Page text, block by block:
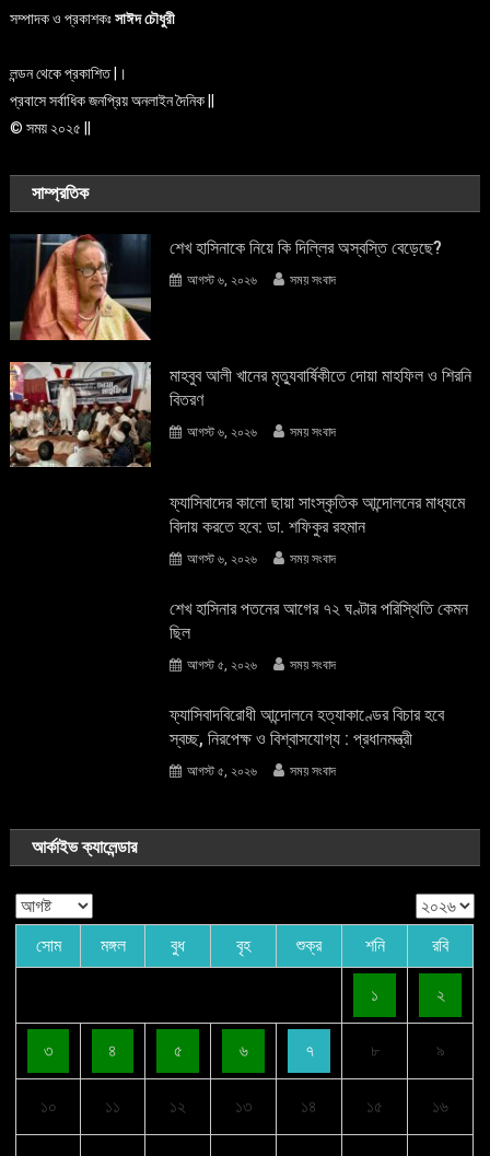
সম্পাদক ও প্রকাশকঃসাঈদ চৌধুরী
লন্ডন থেকে প্রকাশিত |।
প্রবাসে সর্বাধিক জনপ্রিয় অনলাইন দৈনিক ||
© সময় ২০২৫ ||
সাম্প্রতিক
শেখ হাসিনাকে নিয়ে কি দিল্লির অস্বস্তি বেড়েছে?
আগস্ট ৬, ২০২৬ সময় সংবাদ
মাহবুব আলী খানের মৃত্যুবার্ষিকীতে দোয়া মাহফিল ও শিরনি
বিতরণ
আগস্ট ৬, ২০২৬ সময় সংবাদ
ফ্যাসিবাদের কালো ছায়া সাংস্কৃতিক আন্দােলনের মাধ্যমে
বিদায় করতে হবে: ডা. শফিকুর রহমান
আগস্ট ৬, ২০২৬ সময় সংবাদ
শেখ হাসিনার পতনের আগের ৭২ ঘণ্টার পরিস্থিতি কেমন
ছিল
আগস্ট ৫, ২০২৬ সময় সংবাদ
ফ্যাসিবাদবিরোধী আন্দোলনে হত্যাকাণ্ডের বিচার হবে
স্বচ্ছ, নিরপেক্ষ ও বিশ্বাসযোগ্য : প্রধানমন্ত্রী
আগস্ট ৫, ২০২৬ সময় সংবাদ
আর্কাইভ ক্যালেন্ডার
সোম মঙ্গল বুধ বৃহ শুক্র শনি রবি
১ ২
৩ ৪ ৫ ৬ ৭ ৮ ৯
১০ ১১ ১২ ১৩ ১৪ ১৫ ১৬